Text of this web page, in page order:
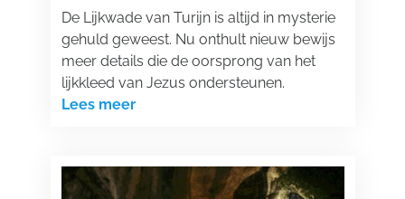
De Lijkwade van Turijn is altijd in mysterie
gehuld geweest. Nu onthult nieuw bewijs
meer details die de oorsprong van het
lijkkleed van Jezus ondersteunen.
Lees meer